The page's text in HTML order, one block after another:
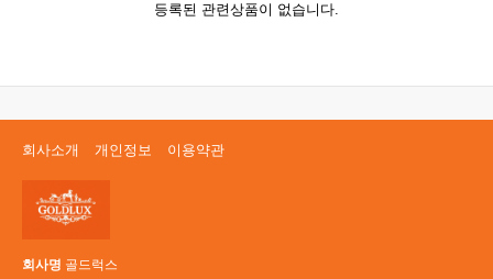
등록된 관련상품이 없습니다.
회사소개 개인정보 이용약관
회사명 골드럭스